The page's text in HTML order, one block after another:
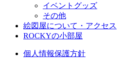
イベントグッズ
その他
絵図屋について・アクセス
ROCKYの小部屋
個人情報保護方針